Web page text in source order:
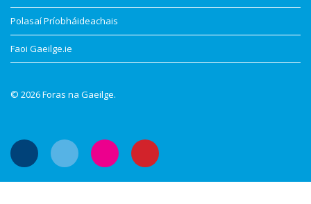
Polasaí Príobháideachais
Faoi Gaeilge.ie
© 2026 Foras na Gaeilge.